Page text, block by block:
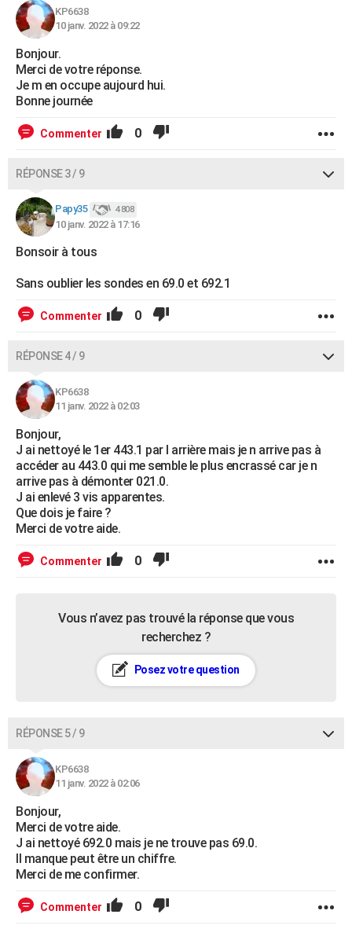
KP6638
10 janv. 2022 à 09:22
Bonjour.
Merci de votre réponse.
Je m en occupe aujourd hui.
Bonne journée
Commenter 0
RÉPONSE 3 / 9
Papy35 4 808
10 janv. 2022 à 17:16
Bonsoir à tous
Sans oublier les sondes en 69.0 et 692.1
Commenter 0
RÉPONSE 4 / 9
KP6638
11 janv. 2022 à 02:03
Bonjour,
J ai nettoyé le 1er 443.1 par l arrière mais je n arrive pas à
accéder au 443.0 qui me semble le plus encrassé car je n
arrive pas à démonter 021.0.
J ai enlevé 3 vis apparentes.
Que dois je faire ?
Merci de votre aide.
Commenter 0
Vous n’avez pas trouvé la réponse que vous
recherchez ?
Posez votre question
RÉPONSE 5 / 9
KP6638
11 janv. 2022 à 02:06
Bonjour,
Merci de votre aide.
J ai nettoyé 692.0 mais je ne trouve pas 69.0.
Il manque peut être un chiffre.
Merci de me confirmer.
Commenter 0